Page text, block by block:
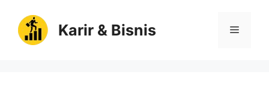
Karir & Bisnis Menu